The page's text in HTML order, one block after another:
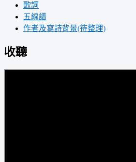
歌詞
五線譜
作者及寫詩背景(待整理)
收聽